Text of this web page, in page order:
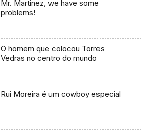
Mr. Martinez, we have some
problems!
O homem que colocou Torres
Vedras no centro do mundo
Rui Moreira é um cowboy especial